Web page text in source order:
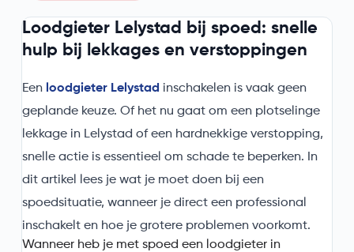
Loodgieter Lelystad bij spoed: snelle
hulp bij lekkages en verstoppingen
Een loodgieter Lelystad inschakelen is vaak geen
geplande keuze. Of het nu gaat om een plotselinge
lekkage in Lelystad of een hardnekkige verstopping,
snelle actie is essentieel om schade te beperken. In
dit artikel lees je wat je moet doen bij een
spoedsituatie, wanneer je direct een professional
inschakelt en hoe je grotere problemen voorkomt.
Wanneer heb je met spoed een loodgieter in